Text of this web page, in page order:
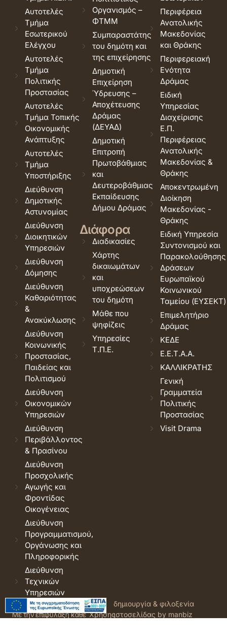
Αυτοτελές
Τμήμα
Εσωτερικού
Ελέγχου
Αυτοτελές
Τμήμα
Πολιτικής
Προστασίας
Αυτοτελές
Τμήμα Τοπικής
Οικονομικής
Ανάπτυξης
Αυτοτελές
Τμήμα
Υποστήριξης
Διεύθυνση
Δημοτικής
Αστυνομίας
Διεύθυνση
Διοικητικών
Υπηρεσιών
Διεύθυνση
Δόμησης
Διεύθυνση
Καθαριότητας
&
Ανακύκλωσης
Διεύθυνση
Κοινωνικής
Προστασίας,
Παιδείας και
Πολιτισμού
Διεύθυνση
Οικονομικών
Υπηρεσιών
Διεύθυνση
Περιβάλλοντος
& Πρασίνου
Διεύθυνση
Προσχολικής
Αγωγής και
Φροντίδας
Οικογένειας
Διεύθυνση
Προγραμματισμού,
Οργάνωσης και
Πληροφορικής
Διεύθυνση
Τεχνικών
Υπηρεσιών
Οργανισμός –
ΦΤΜΜ
Συμπαραστάτης
του δημότη και
της επιχείρησης
Δημοτική
Επιχείρηση
Ύδρευσης –
Αποχέτευσης
Δράμας
(ΔΕΥΑΔ)
Δημοτική
Επιτροπή
Πρωτοβάθμιας
και
Δευτεροβάθμιας
Εκπαίδευσης
Δήμου Δράμας
Διάφορα
Διαδικασίες
Χάρτης
δικαιωμάτων
και
υποχρεώσεων
του δημότη
Μάθε που
ψηφίζεις
Υπηρεσίες
Τ.Π.Ε.
Περιφέρεια
Ανατολικής
Μακεδονίας
και Θράκης
Περιφερειακή
Ενότητα
Δράμας
Ειδική
Υπηρεσίας
Διαχείρισης
Ε.Π.
Περιφέρειας
Ανατολικής
Μακεδονίας &
Θράκης
Αποκεντρωμένη
Διοίκηση
Μακεδονίας -
Θράκης
Ειδική Υπηρεσία
Συντονισμού και
Παρακολούθησης
Δράσεων
Ευρωπαϊκού
Κοινωνικού
Ταμείου (ΕΥΣΕΚΤ)
Επιμελητήριο
Δράμας
ΚΕΔΕ
Ε.Ε.Τ.Α.Α.
ΚΑΛΛΙΚΡΑΤΗΣ
Γενική
Γραμματεία
Πολιτικής
Προστασίας
Visit Drama
© 2026 Δήμος Δράμας.
Με την επιφύλαξη κάθε
Όροι
Χρήσης
δημιουργία & φιλοξενία
ιστοσελίδας by manbiz